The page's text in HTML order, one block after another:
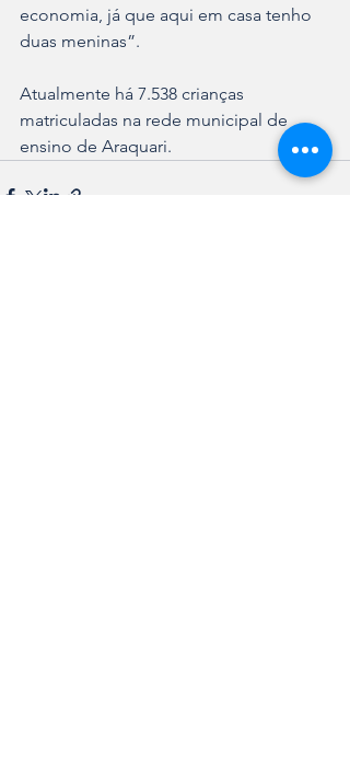
economia, já que aqui em casa tenho
duas meninas”.
Atualmente há 7.538 crianças
matriculadas na rede municipal de
ensino de Araquari.